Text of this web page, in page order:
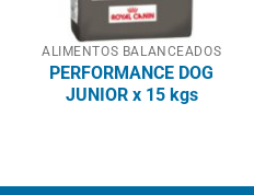
ALIMENTOS BALANCEADOS
PERFORMANCE DOG
JUNIOR x 15 kgs